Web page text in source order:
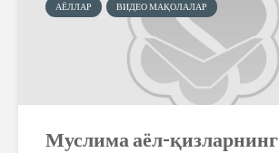
АЁЛЛАР ВИДЕО МАҚОЛАЛАР
Муслима аёл-қизларнинг